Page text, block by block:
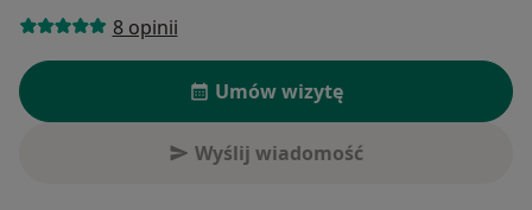
8 opinii
Umów wizytę
Wyślij wiadomość